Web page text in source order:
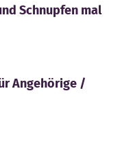
Schnupfen mal
Angehörige /